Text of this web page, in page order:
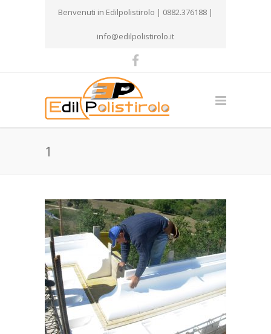
Benvenuti in Edilpolistirolo | 0882.376188 |
info@edilpolistirolo.it
1